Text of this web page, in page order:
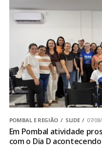
POMBAL E REGIÃO SLIDE 07/
Em Pombal atividade
com o Dia D